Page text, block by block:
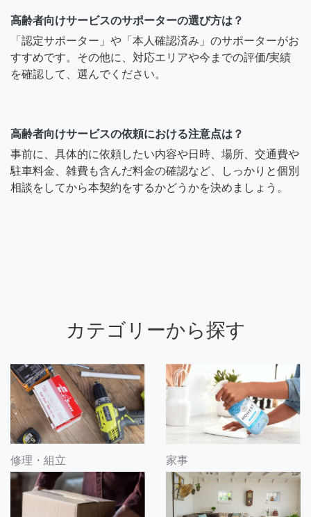
高齢者向けサービスのサポーターの選び方は？
「認定サポーター」や「本人確認済み」のサポーターがお
すすめです。その他に、対応エリアや今までの評価/実績
を確認して、選んでください。
高齢者向けサービスの依頼における注意点は？
事前に、具体的に依頼したい内容や日時、場所、交通費や
駐車料金、雑費も含んだ料金の確認など、しっかりと個別
相談をしてから本契約をするかどうかを決めましょう。
カテゴリーから探す
修理・組立 家事